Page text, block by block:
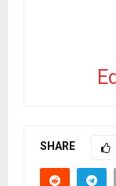
SHARE